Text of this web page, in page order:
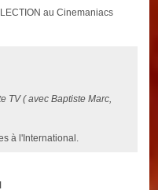
au Cinemaniacs
TV ( avec Baptiste Marc,
à l'International.